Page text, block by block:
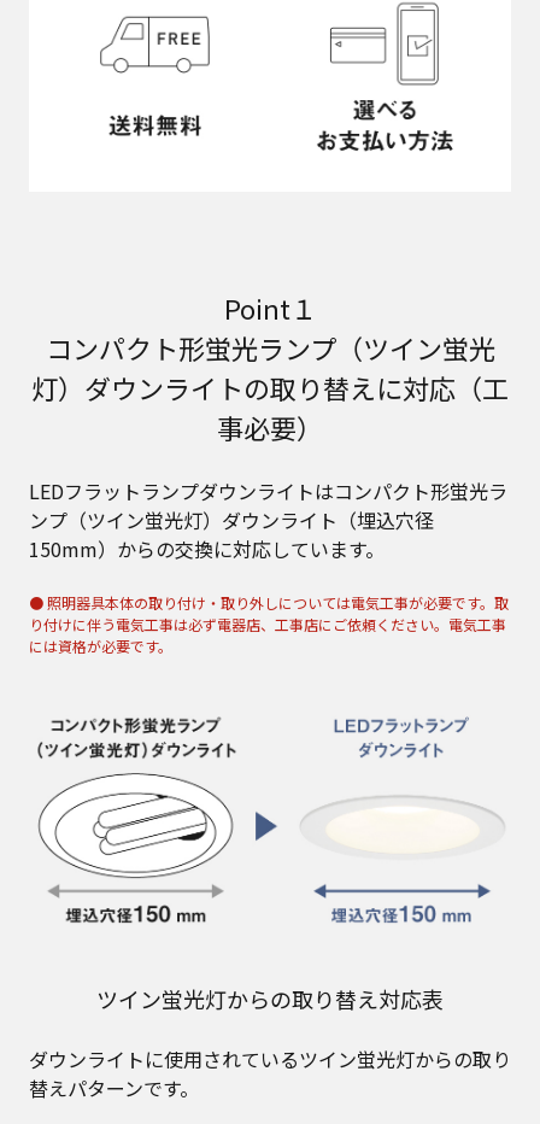
Point１
コンパクト形蛍光ランプ（ツイン蛍光
灯）ダウンライトの取り替えに対応（工
事必要）
LEDフラットランプダウンライトはコンパクト形蛍光ラ
ンプ（ツイン蛍光灯）ダウンライト（埋込穴径
150mm）からの交換に対応しています。
● 照明器具本体の取り付け・取り外しについては電気工事が必要です。取
り付けに伴う電気工事は必ず電器店、工事店にご依頼ください。電気工事
には資格が必要です。
ツイン蛍光灯からの取り替え対応表
ダウンライトに使用されているツイン蛍光灯からの取り
替えパターンです。